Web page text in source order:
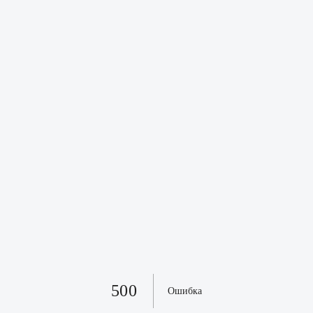
500 Ошибка